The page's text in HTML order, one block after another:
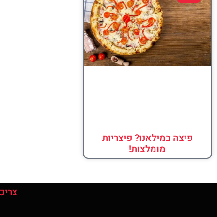
פיצה במילאנו? פיצריות
מומלצות!